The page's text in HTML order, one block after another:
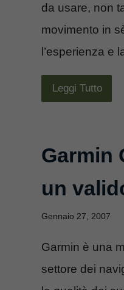
da usare, non
movimento in
l’esperienza e
Leggi Tutto
Garmin
un
Gennaio 27, 2007
Garmin è una
settore dei